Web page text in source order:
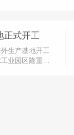
正式开工
生产基地开工
业园区隆重举